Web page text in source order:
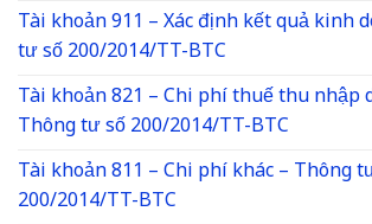
Tài khoản 911 – Xác định kết quả kinh
tư số 200/2014/TT-BTC
Tài khoản 821 – Chi phí thuế thu nhập
Thông tư số 200/2014/TT-BTC
Tài khoản 811 – Chi phí khác – Thông
200/2014/TT-BTC